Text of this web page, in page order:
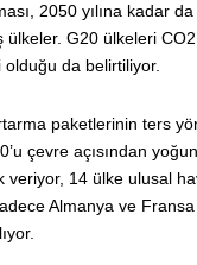
2050 yılına kadar
ülkeler. G20 ülkeleri
olduğu da belirtiliyor.
paketlerinin ters
çevre açısından
veriyor, 14 ülke ulusal
Almanya ve